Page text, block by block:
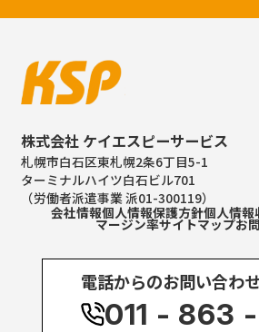
株式会社 ケイエスピーサービス
札幌市白石区東札幌2条6丁目5-1
ターミナルハイツ白石ビル701
（労働者派遣事業 派01-300119）
会社情報個人情報保護方針個人情報
マージン率サイトマップお
電話からのお問い合わ
011 - 863 -